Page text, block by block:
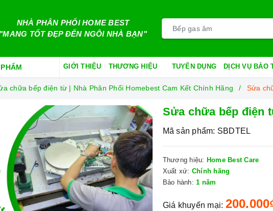
NHÀ PHÂN PHỐI HOME BEST
"MANG TỐT ĐẸP ĐẾN NGÔI NHÀ BẠN"
GIỚI THIỆU THƯƠNG HIỆU TUYỂN DỤNG DỊCH VỤ BẢO
chữa bếp điện từ | Nhà Phân Phối Homebest Cam Kết Chính Hãng Sửa
Sửa chữa bếp điện
Mã sản phẩm: SBDTEL
Thương hiệu: Home Best Care
Xuất xứ: Chính hãng
Bảo hành: 1 năm
Giá khuyến mại: